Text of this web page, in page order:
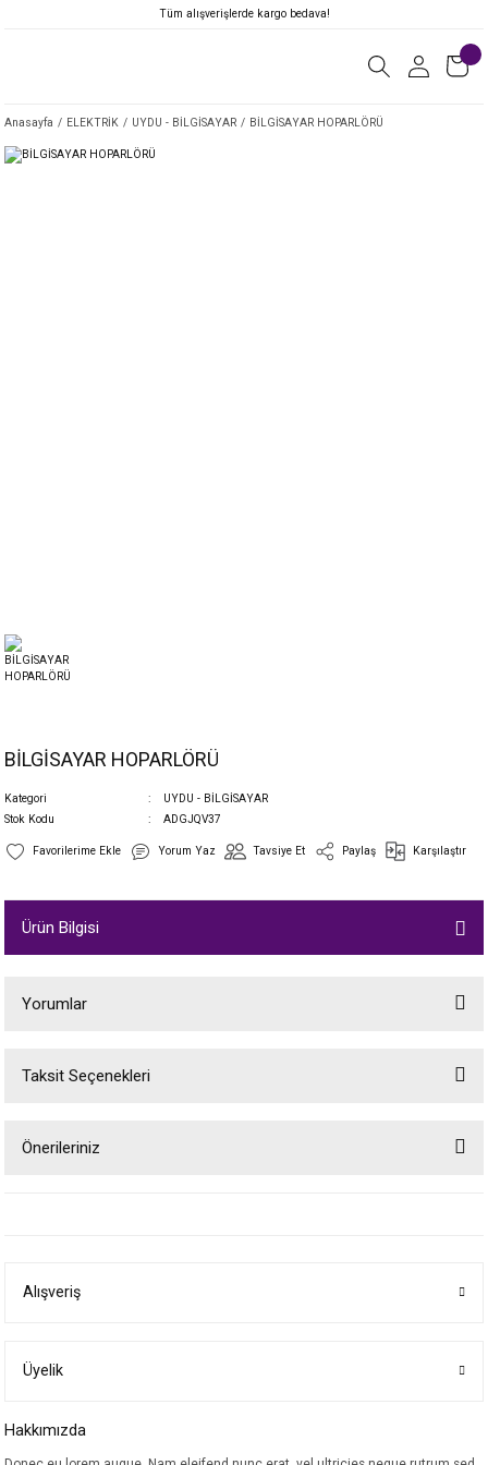
Tüm alışverişlerde kargo bedava!
Anasayfa ELEKTRİK UYDU - BİLGİSAYAR BİLGİSAYAR HOPARLÖRÜ
BİLGİSAYAR HOPARLÖRÜ
Kategori
UYDU - BİLGİSAYAR
Stok Kodu
ADGJQV37
Yorum Yaz Tavsiye Et Paylaş Karşılaştır
Ürün Bilgisi
Yorumlar
Taksit Seçenekleri
Önerileriniz
Ürün bilgilerinde hatalar bulunuyor.
Bu ürüne benzer farklı alternatifler olmalı.
Alışveriş
Üyelik
Hakkımızda